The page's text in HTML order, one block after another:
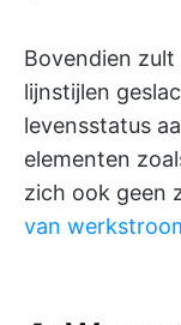
Bovendien
lijnstijlen
levensstatus
elementen
zich ook geen
van